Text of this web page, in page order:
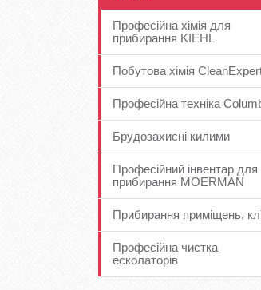
Професійна хімія для
прибирання KIEHL
Побутова хімія
Професійна техніка
Брудозахисні килими
Професійний інвентар для
прибирання MOERMAN
Прибирання приміщень,
Професійна чистка
есколаторів